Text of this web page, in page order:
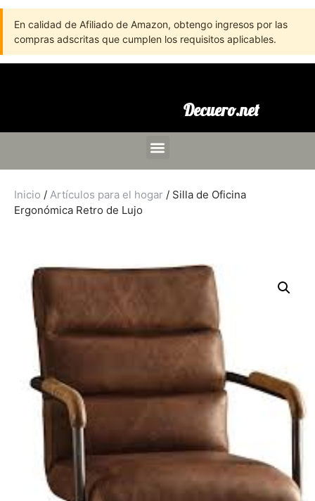
En calidad de Afiliado de Amazon, obtengo ingresos por las
compras adscritas que cumplen los requisitos aplicables.
Decuero.net
Inicio / Artículos para el hogar / Silla de Oficina
Ergonómica Retro de Lujo